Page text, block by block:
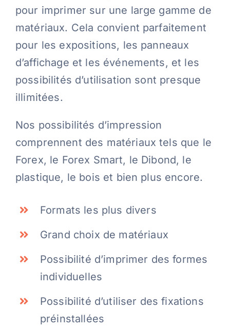
pour imprimer sur une large gamme de
matériaux. Cela convient parfaitement
pour les expositions, les panneaux
d’affichage et les événements, et les
possibilités d’utilisation sont presque
illimitées.
Nos possibilités d’impression
comprennent des matériaux tels que le
Forex, le Forex Smart, le Dibond, le
plastique, le bois et bien plus encore.
Formats les plus divers
Grand choix de matériaux
Possibilité d’imprimer des formes
individuelles
Possibilité d’utiliser des fixations
préinstallées